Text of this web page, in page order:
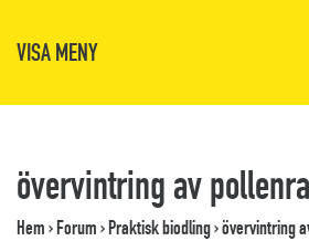
VISA MENY
övervintring av
Hem›Forum›Praktisk biodling›övervintring